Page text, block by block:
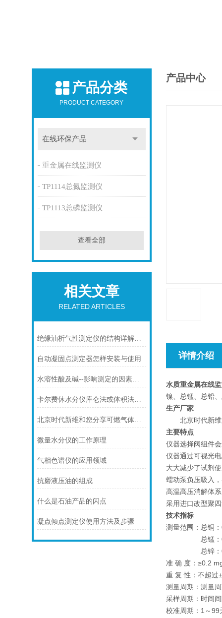
产品分类
PRODUCT CATEGORY
在线环保产品
重金属在线监测仪
TP1114总氮监测仪
TP1113总磷监测仪
查看全部
相关文章
RELATED ARTICLES
绝缘油析气性测定仪的结构详解：油杯、电极系统、气体收集与测量单元
自动凝固点测定器怎样安装与使用
水溶性酸及碱--影响测定的因素及注意事项？
卡尔费休水分仪库仑法或体积法应该使用哪个比较好？
北京时代新维和您分享可燃气体检测仪的故障分析及解决方法
微量水分仪的工作原理
气相色谱仪的应用领域
抗磨液压油的组成
什么是石油产品的闪点
凝点倾点测定仪使用方法及步骤
产品中心
详情介绍
水质重金属在线
镍、总锰、总铅
生产厂家
北京时代新维
主要特点
仪器选择阀组件
仪器通过可视光
大大减少了试剂
蠕动泵负压吸入
高温高压消解体
采用进口改型聚
技术指标
测量范围：总铜
总锰：0.00-
总锌：0.00-
准 确 度：≥0.2
重 复 性：不超过
测量周期：测量
采样周期：时间
校准周期：1～99